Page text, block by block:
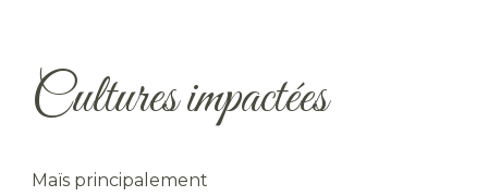
Cultures impactées
Maïs principalement